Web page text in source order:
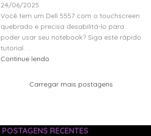
24/06/2025
Você tem um Dell 5557 com o touchscreen
quebrado e precisa desabilitá-lo para
poder usar seu notebook? Siga este rápido
tutorial. ...
Continue lendo
Carregar mais postagens
POSTAGENS RECENTES